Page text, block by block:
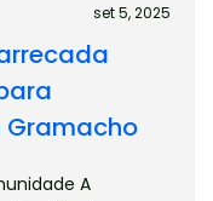
set 5, 2025
A